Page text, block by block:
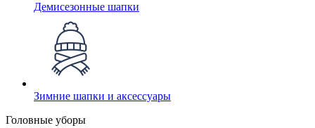
Демисезонные шапки
Зимние шапки и аксессуары
Головные уборы